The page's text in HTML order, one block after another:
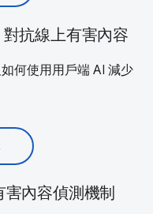
抗線上有害內容
何使用用戶端 AI 減少
內容偵測機制